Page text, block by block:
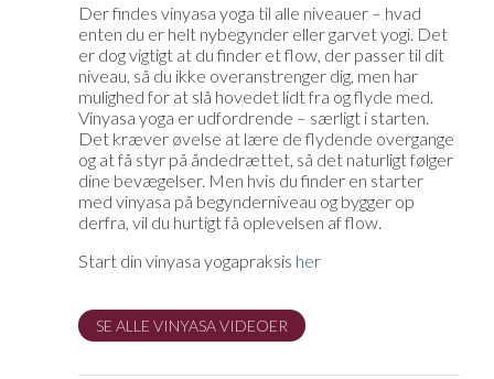
Der findes vinyasa yoga til alle niveauer – hvad
enten du er helt nybegynder eller garvet yogi. Det
er dog vigtigt at du finder et flow, der passer til dit
niveau, så du ikke overanstrenger dig, men har
mulighed for at slå hovedet lidt fra og flyde med.
Vinyasa yoga er udfordrende – særligt i starten.
Det kræver øvelse at lære de flydende overgange
og at få styr på åndedrættet, så det naturligt følger
dine bevægelser. Men hvis du finder en starter
med vinyasa på begynderniveau og bygger op
derfra, vil du hurtigt få oplevelsen af flow.
Start din vinyasa yogapraksis her
SE ALLE VINYASA VIDEOER